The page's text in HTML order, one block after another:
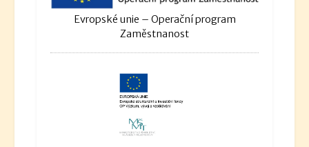
Evropské unie – Operační program
Zaměstnanost